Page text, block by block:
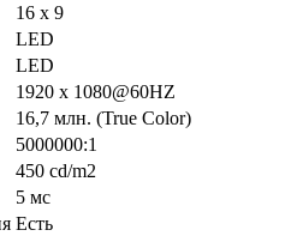
16 х 9
LED
LED
1920 x 1080@60HZ
16,7 млн. (True Color)
5000000:1
450 cd/m2
5 мс
Есть